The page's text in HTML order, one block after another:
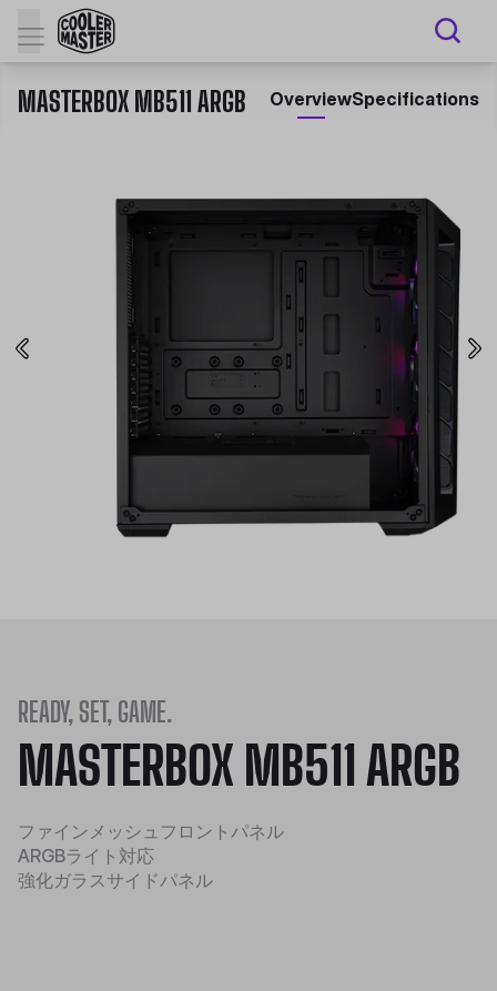
MASTERBOX MB511 ARGB OverviewSpecifications
READY, SET, GAME.
MASTERBOX MB511 ARGB
ファインメッシュフロントパネル
ARGBライト対応
強化ガラスサイドパネル